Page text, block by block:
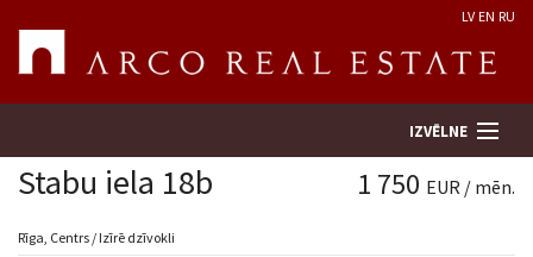
LV EN RU
IZVĒLNE
Meklēt īpašumu
Stabu iela 18b 1 750 EUR / mēn.
Rīga, Centrs / Izīrē dzīvokli